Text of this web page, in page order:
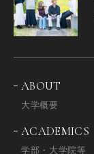
ABOUT
大学概要
ACADEMICS
学部・大学院等